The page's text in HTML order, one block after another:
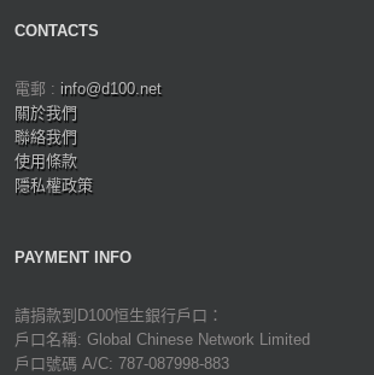
CONTACTS
電郵 : info@d100.net
關於我們
聯絡我們
使用條款
隱私權政策
PAYMENT INFO
請捐款到D100恒生銀行戶口：
戶口名稱: Global Chinese Network Limited
戶口號碼 A/C: 787-087998-883